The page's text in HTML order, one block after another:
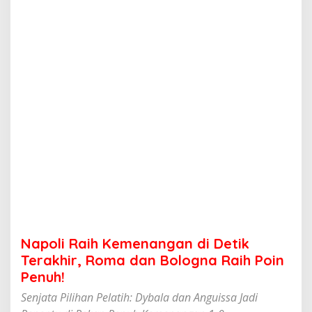
r
a
k
i
r
Napoli Raih Kemenangan di Detik
Terakhir, Roma dan Bologna Raih Poin
Penuh!
Senjata Pilihan Pelatih: Dybala dan Anguissa Jadi